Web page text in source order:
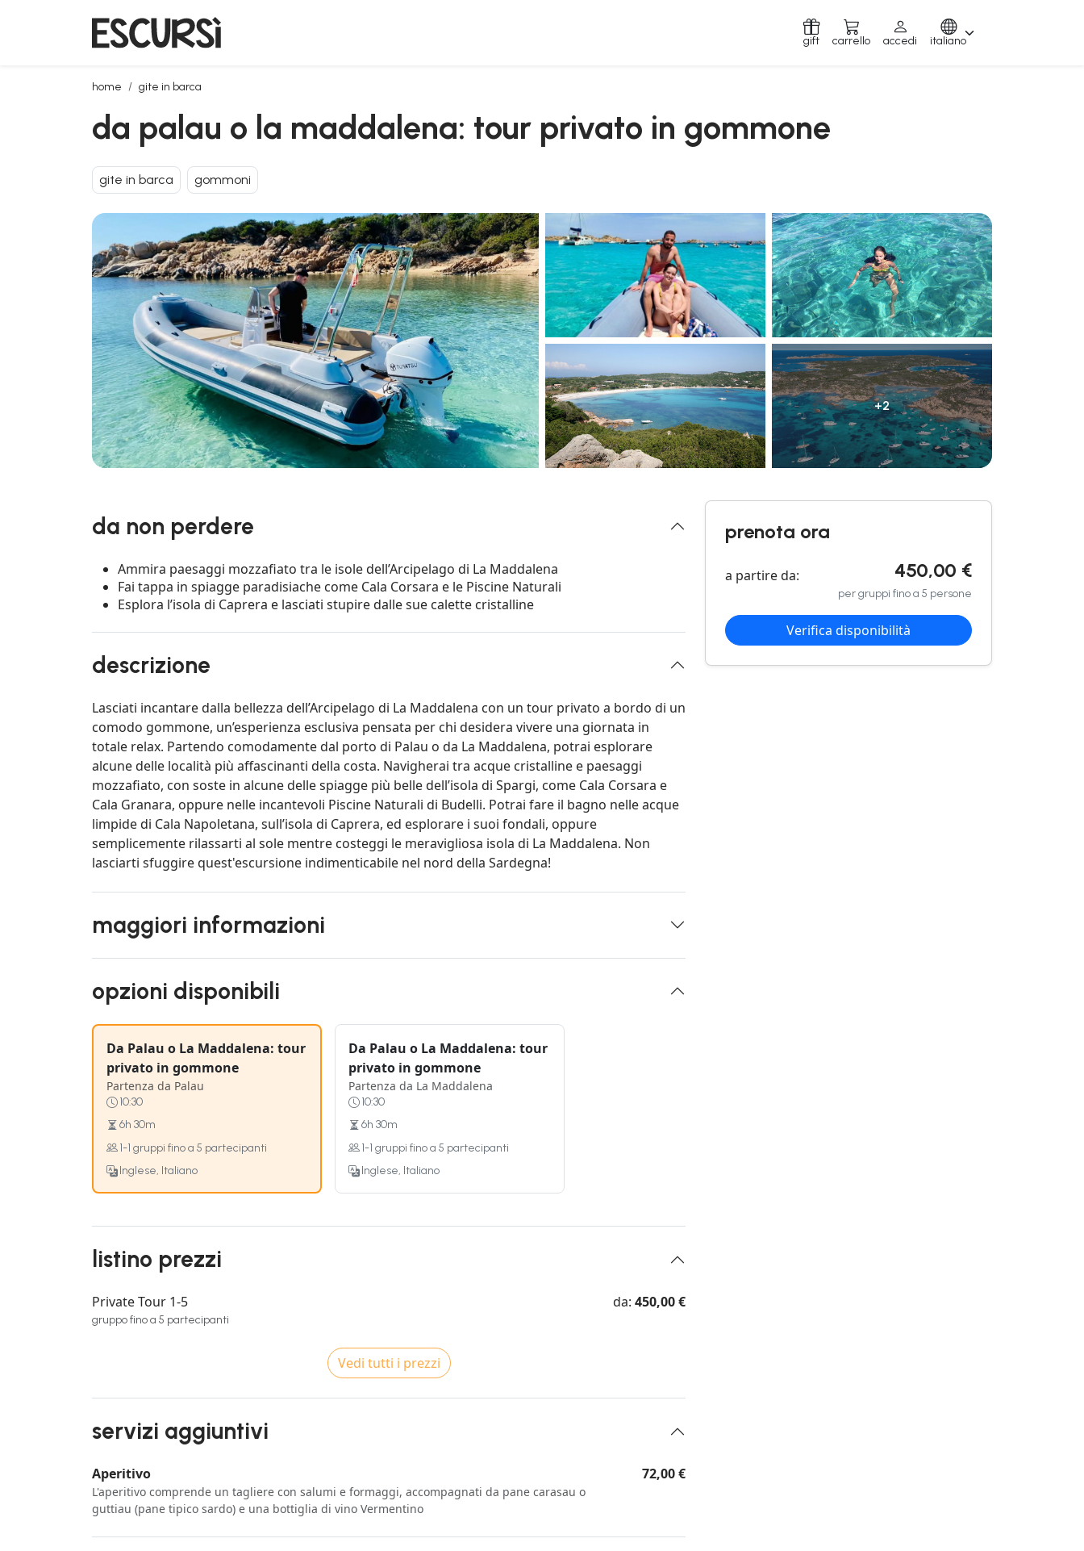
gift carrello accedi italiano
home gite in barca
da palau o la maddalena: tour privato in gommone
da palau o la maddalena: tour privato in gommone
gite in barca gommoni
+2
da non perdere
Ammira paesaggi mozzafiato tra le isole dell’Arcipelago di La Maddalena
Fai tappa in spiagge paradisiache come Cala Corsara e le Piscine Naturali
Esplora l’isola di Caprera e lasciati stupire dalle sue calette cristalline
descrizione
Lasciati incantare dalla bellezza dell’Arcipelago di La Maddalena con un tour privato a bordo di un
comodo gommone, un’esperienza esclusiva pensata per chi desidera vivere una giornata in
totale relax. Partendo comodamente dal porto di Palau o da La Maddalena, potrai esplorare
alcune delle località più affascinanti della costa. Navigherai tra acque cristalline e paesaggi
mozzafiato, con soste in alcune delle spiagge più belle dell’isola di Spargi, come Cala Corsara e
Cala Granara, oppure nelle incantevoli Piscine Naturali di Budelli. Potrai fare il bagno nelle acque
limpide di Cala Napoletana, sull’isola di Caprera, ed esplorare i suoi fondali, oppure
semplicemente rilassarti al sole mentre costeggi le meravigliosa isola di La Maddalena. Non
lasciarti sfuggire quest'escursione indimenticabile nel nord della Sardegna!
maggiori informazioni
opzioni disponibili
Da Palau o La Maddalena: tour
privato in gommone
Partenza da Palau
10:30
6h 30m
1-1 gruppi fino a 5 partecipanti
Inglese, Italiano
Da Palau o La Maddalena: tour
privato in gommone
Partenza da La Maddalena
10:30
6h 30m
1-1 gruppi fino a 5 partecipanti
Inglese, Italiano
listino prezzi
Private Tour 1-5
gruppo fino a 5 partecipanti
da: 450,00 €
Vedi tutti i prezzi
servizi aggiuntivi
Aperitivo
L'aperitivo comprende un tagliere con salumi e formaggi, accompagnati da pane carasau o
guttiau (pane tipico sardo) e una bottiglia di vino Vermentino
72,00 €
prenota ora
a partire da: 450,00 €
per gruppi fino a 5 persone
Verifica disponibilità